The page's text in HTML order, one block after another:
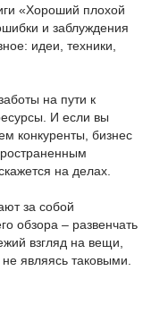
«Хороший плохой
и заблуждения
идеи, техники,
на пути к
И если вы
конкуренты, бизнес
на делах.
за собой
обзора – развенчать
взгляд на вещи,
являясь таковыми.